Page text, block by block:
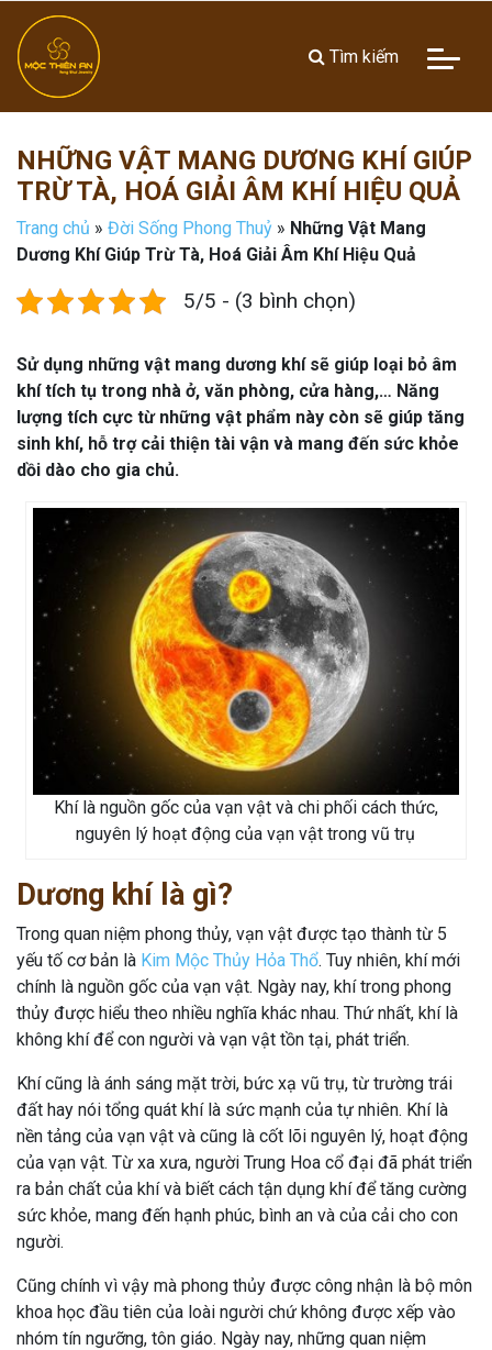
Tìm kiếm
NHỮNG VẬT MANG DƯƠNG KHÍ GIÚP
TRỪ TÀ, HOÁ GIẢI ÂM KHÍ HIỆU QUẢ
Trang chủ » Đời Sống Phong Thuỷ » Những Vật Mang
Dương Khí Giúp Trừ Tà, Hoá Giải Âm Khí Hiệu Quả
5/5 - (3 bình chọn)
Sử dụng những vật mang dương khí sẽ giúp loại bỏ âm
khí tích tụ trong nhà ở, văn phòng, cửa hàng,… Năng
lượng tích cực từ những vật phẩm này còn sẽ giúp tăng
sinh khí, hỗ trợ cải thiện tài vận và mang đến sức khỏe
dồi dào cho gia chủ.
Khí là nguồn gốc của vạn vật và chi phối cách thức,
nguyên lý hoạt động của vạn vật trong vũ trụ
Dương khí là gì?
Trong quan niệm phong thủy, vạn vật được tạo thành từ 5
yếu tố cơ bản là Kim Mộc Thủy Hỏa Thổ. Tuy nhiên, khí mới
chính là nguồn gốc của vạn vật. Ngày nay, khí trong phong
thủy được hiểu theo nhiều nghĩa khác nhau. Thứ nhất, khí là
không khí để con người và vạn vật tồn tại, phát triển.
Khí cũng là ánh sáng mặt trời, bức xạ vũ trụ, từ trường trái
đất hay nói tổng quát khí là sức mạnh của tự nhiên. Khí là
nền tảng của vạn vật và cũng là cốt lõi nguyên lý, hoạt động
của vạn vật. Từ xa xưa, người Trung Hoa cổ đại đã phát triển
ra bản chất của khí và biết cách tận dụng khí để tăng cường
sức khỏe, mang đến hạnh phúc, bình an và của cải cho con
người.
Cũng chính vì vậy mà phong thủy được công nhận là bộ môn
khoa học đầu tiên của loài người chứ không được xếp vào
nhóm tín ngưỡng, tôn giáo. Ngày nay, những quan niệm